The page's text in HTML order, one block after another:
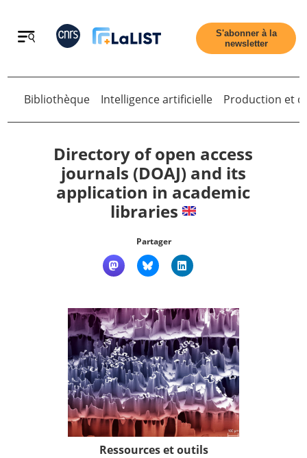
Retour
Qui sommes nous ?
Nous suivre
S'abonner à la
newsletter
Retour
Bibliothèque Intelligence artificielle Production et
Directory of open access
journals (DOAJ) and its
application in academic
libraries
Partager
Ressources et outils